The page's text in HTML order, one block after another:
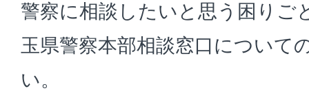
警察に相談したいと思う困りご
玉県警察本部相談窓口について
い。